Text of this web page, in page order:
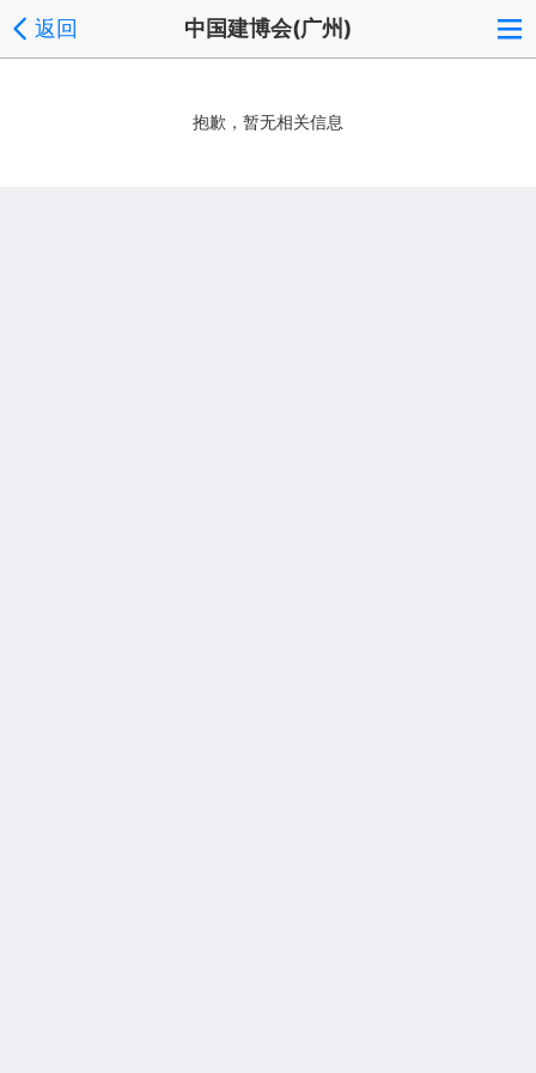
返回 中国建博会(广州)
抱歉，暂无相关信息